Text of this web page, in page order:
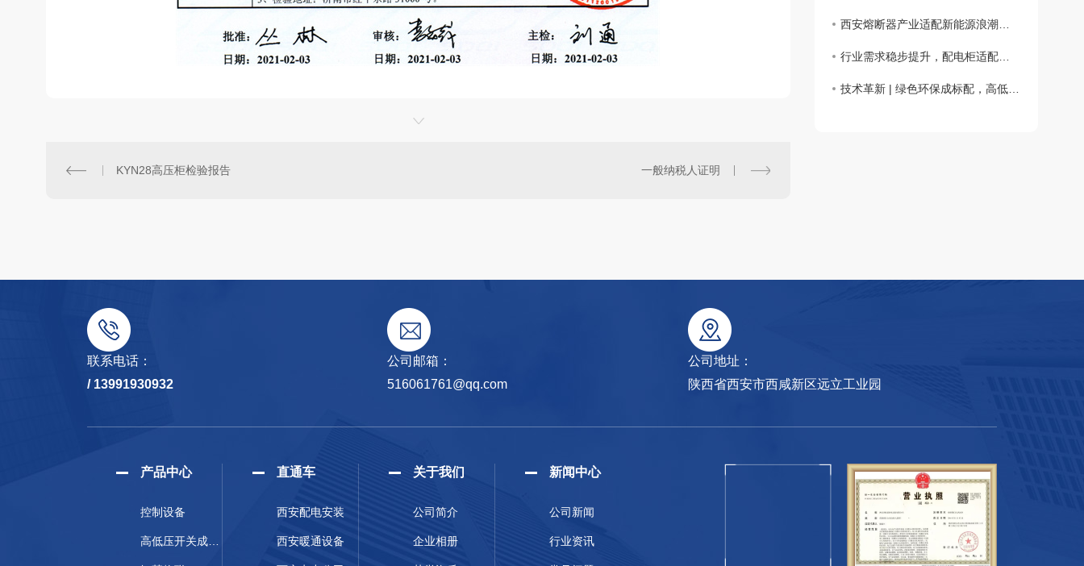
KYN28高压柜检验报告 一般纳税人证明
西安熔断器产业适配新能源浪潮，定制化电路保护赋能多元场景
行业需求稳步提升，配电柜适配多元电力场景
技术革新 | 绿色环保成标配，高低压配电行业迈入高质量发展新阶段
联系电话：
/ 13991930932
公司邮箱：
516061761@qq.com
公司地址：
陕西省西安市西咸新区远立工业园
产品中心
控制设备
高低压开关成套设备
直通车
西安配电安装
西安暖通设备
关于我们
公司简介
企业相册
新闻中心
公司新闻
行业资讯